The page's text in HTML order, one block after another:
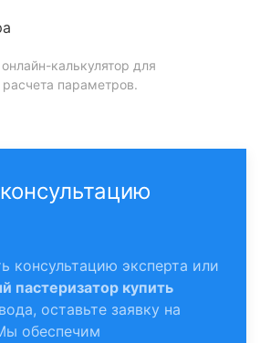
калькулятор для
параметров.
консультацию эксперта или
пастеризатор купить
оставьте заявку на
обеспечим